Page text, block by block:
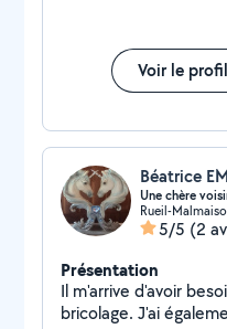
EVENTS - SERVICES D'AIDES & DEPANNAGE -
TRANSPORT & LIVRAISON DE
/ REMISE DE CLÉS
Voir le profil
Béatrice
Une chère
Rueil-
5/5 (2
Présentation
Il m'arrive d'avoir
bricolage. J'ai également besoin d'arrondir mes fins de